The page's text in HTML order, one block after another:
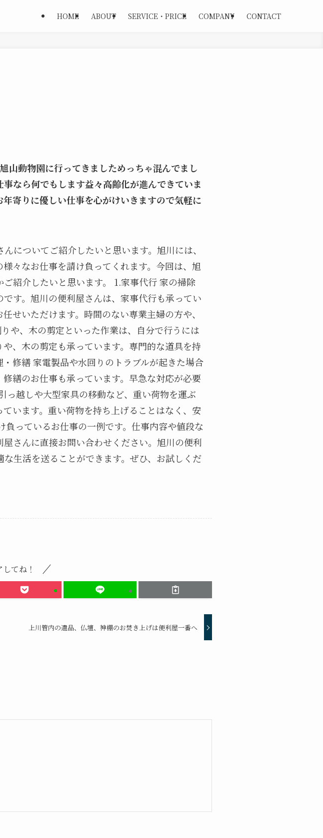
HOME ABOUT SERVICE・PRICE COMPANY CONTACT
山動物園に行ってきましためっちゃ混んでまし
なら何でもします益々高齢化が進んできていま
寄りに優しい仕事を心がけいきますので気軽に
についてご紹介したいと思います。旭川には、
々なお仕事を請け負ってくれます。今回は、旭
紹介したいと思います。 1.家事代行 家の掃除
す。旭川の便利屋さんは、家事代行も承ってい
せいただけます。時間のない専業主婦の方や、
や、木の剪定といった作業は、自分で行うには
、木の剪定も承っています。専門的な道具を持
修繕 家電製品や水回りのトラブルが起きた場合
繕のお仕事も承っています。早急な対応が必要
っ越しや大型家具の移動など、重い荷物を運ぶ
います。重い荷物を持ち上げることはなく、安
っているお仕事の一例です。仕事内容や値段な
さんに直接お問い合わせください。旭川の便利
生活を送ることができます。ぜひ、お試しくだ
てね！
上川管内の遺品、仏壇、神棚のお焚き上げは便利屋一番へ